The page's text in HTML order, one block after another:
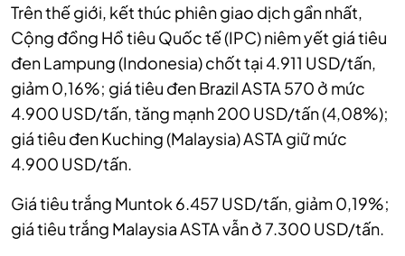
Trên thế giới, kết thúc phiên giao dịch gần nhất,
Cộng đồng Hồ tiêu Quốc tế (IPC) niêm yết giá tiêu
đen Lampung (Indonesia) chốt tại 4.911 USD/tấn,
giảm 0,16%; giá tiêu đen Brazil ASTA 570 ở mức
4.900 USD/tấn, tăng mạnh 200 USD/tấn (4,08%);
giá tiêu đen Kuching (Malaysia) ASTA giữ mức
4.900 USD/tấn.
Giá tiêu trắng Muntok 6.457 USD/tấn, giảm 0,19%;
giá tiêu trắng Malaysia ASTA vẫn ở 7.300 USD/tấn.